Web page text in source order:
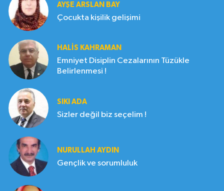
AYŞE ARSLAN BAY
Çocukta kişilik gelişimi
HALIS KAHRAMAN
Emniyet Disiplin Cezalarının Tüzükle
Belirlenmesi !
SIKI ADA
Sizler değil biz seçelim !
NURULLAH AYDIN
Gençlik ve sorumluluk